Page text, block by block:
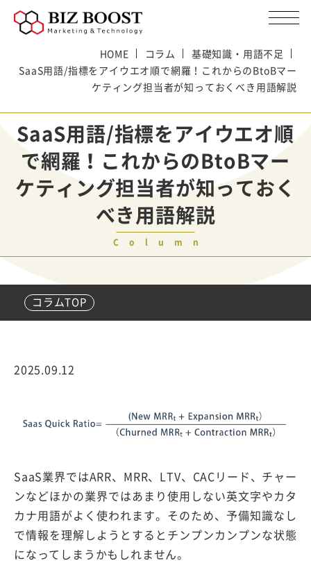
HOME コラム
基礎知識・用語不足
SaaS用語/指標をアイウエオ順で網羅！これからのBtoBマー
ケティング担当者が知っておくべき用語解説
SaaS用語/指標をアイウエオ順
で網羅！これからのBtoBマー
ケティング担当者が知っておく
べき用語解説
Column
コラムTOP
2025.09.12
SaaS業界ではARR、MRR、LTV、CACリード、チャー
ンなどほかの業界ではあまり使用しない英文字やカタ
カナ用語がよく使われます。そのため、予備知識なし
で情報を理解しようとするとチンプンカンプンな状態
になってしまうかもしれません。